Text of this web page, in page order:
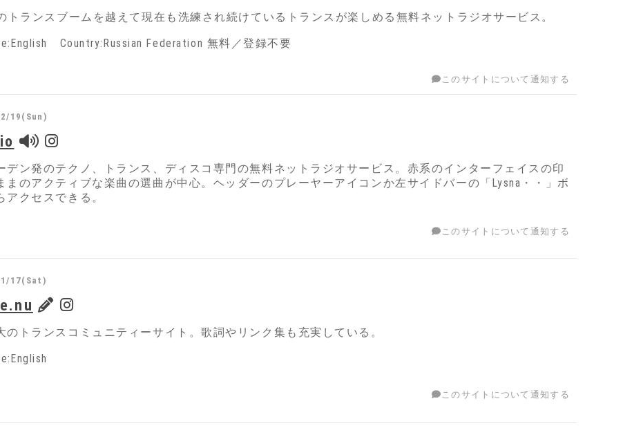
トランスブームを越えて現在も洗練され続けているトランスが楽しめる無料ネットラジオサービス。
Country:Russian Federation 無料／登録不要
このサイトについて通知する
19(Sun)
デン発のテクノ、トランス、ディスコ専門の無料ネットラジオサービス。赤系のインターフェイスの印
まのアクティブな楽曲の選曲が中心。ヘッダーのプレーヤーアイコンか左サイドバーの「Lysna・・」ボ
アクセスできる。
このサイトについて通知する
17(Sat)
のトランスコミュニティーサイト。歌詞やリンク集も充実している。
このサイトについて通知する